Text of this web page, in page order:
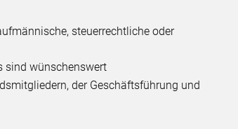
steuerrechtliche oder
sind wünschenswert
der Geschäftsführung und